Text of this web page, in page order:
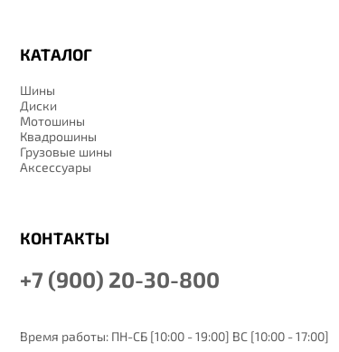
КАТАЛОГ
Шины
Диски
Мотошины
Квадрошины
Грузовые шины
Аксессуары
КОНТАКТЫ
+7 (900) 20-30-800
Время работы: ПН-СБ [10:00 - 19:00] ВС [10:00 - 17:00]